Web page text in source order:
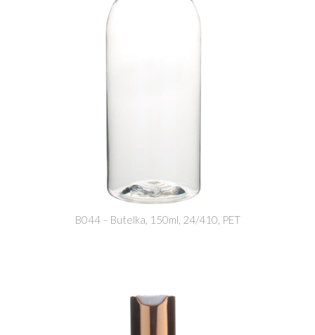
B044 – Butelka, 150ml, 24/410, PET